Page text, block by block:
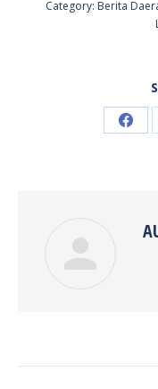
Category: Berita